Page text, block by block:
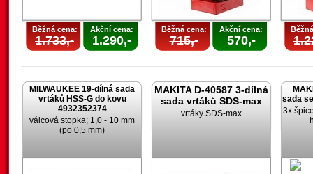
Běžná cena:
1.733,-
Akční cena:
1.290,-
Běžná cena:
715,-
Akční cena:
570,-
MILWAUKEE 19-dílná sada
vrtáků HSS-G do kovu
4932352374
válcová stopka; 1,0 - 10 mm
(po 0,5 mm)
MAKITA D-40587 3-dílná
sada vrtáků SDS-max
vrtáky SDS-max
sada
3x